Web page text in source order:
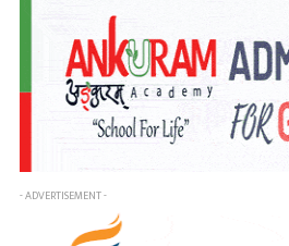
- ADVERTISEMENT -